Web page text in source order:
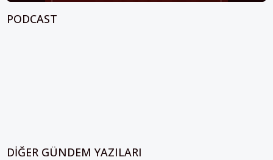
PODCAST
DIĞER GÜNDEM YAZILARI